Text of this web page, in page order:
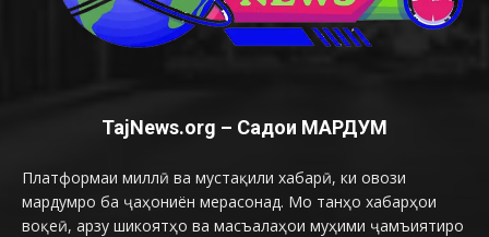
TajNews.org – Садои МАРДУМ
Платформаи миллӣ ва мустақили хабарӣ, ки овози
мардумро ба ҷаҳониён мерасонад. Мо танҳо хабарҳои
воқеӣ, арзу шикоятҳо ва масъалаҳои муҳими ҷамъиятиро